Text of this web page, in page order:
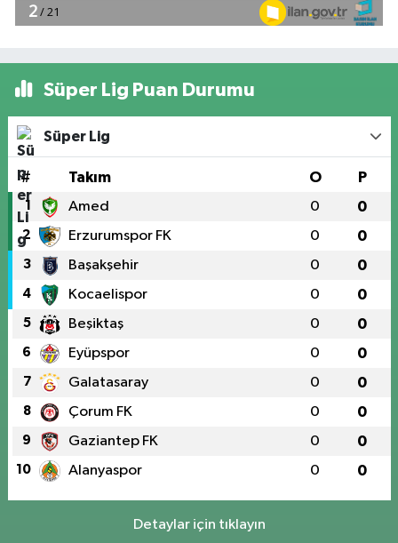
Süper Lig Puan Durumu
Süper Lig
# Takım O P
1 Amed 0 0
2 Erzurumspor FK 0 0
3 Başakşehir 0 0
4 Kocaelispor 0 0
5 Beşiktaş 0 0
6 Eyüpspor 0 0
7 Galatasaray 0 0
8 Çorum FK 0 0
9 Gaziantep FK 0 0
10 Alanyaspor 0 0
Detaylar için tıklayın